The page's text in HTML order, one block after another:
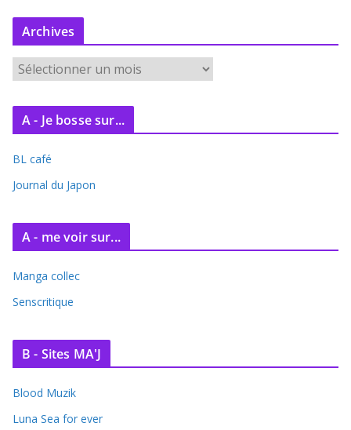
Archives
r
c
v
e
A - Je bosse sur...
BL café
Journal du Japon
A - me voir sur...
Manga collec
Senscritique
B - Sites MA'J
Blood Muzik
Luna Sea for ever